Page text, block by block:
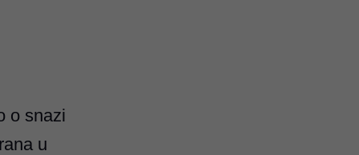
o snazi
u